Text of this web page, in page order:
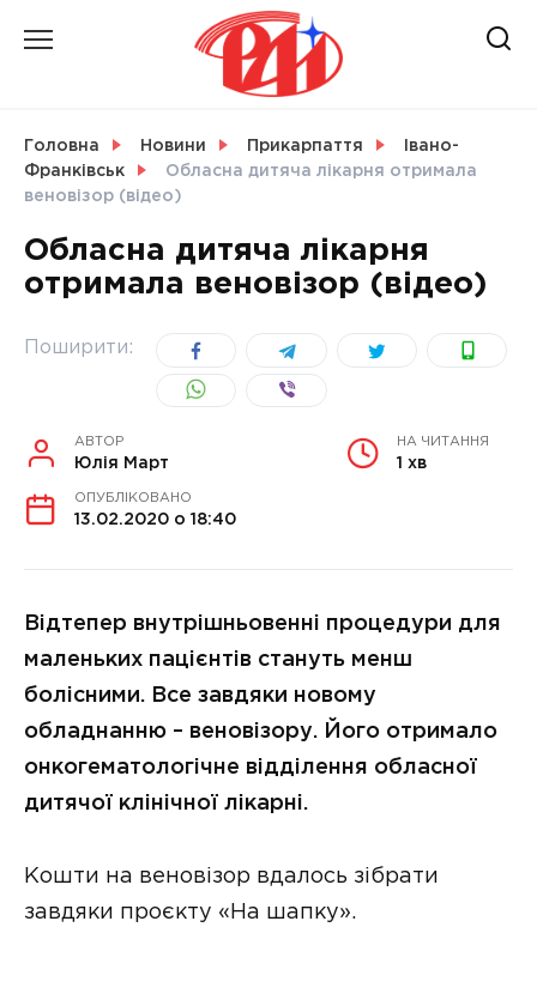
СВІТ
Головна Новини Прикарпаття
Івано-
Франківськ
Обласна дитяча лікарня отримала
веновізор (відео)
Обласна дитяча лікарня
отримала веновізор (відео)
Поширити:
АВТОР
Юлія Март
НА ЧИТАННЯ
1 хв
ОПУБЛІКОВАНО
13.02.2020 о 18:40
Відтепер внутрішньовенні процедури для
маленьких пацієнтів стануть менш
болісними. Все завдяки новому
обладнанню – веновізору. Його отримало
онкогематологічне відділення обласної
дитячої клінічної лікарні.
Кошти на веновізор вдалось зібрати
завдяки проєкту «На шапку».